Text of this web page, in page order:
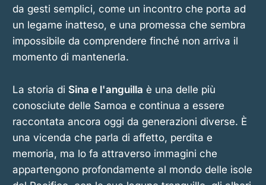
da gesti semplici, come un incontro che porta ad
un legame inatteso, e una promessa che sembra
impossibile da comprendere finché non arriva il
momento di mantenerla.
La storia di Sina e l'anguilla è una delle più
conosciute delle Samoa e continua a essere
raccontata ancora oggi da generazioni diverse. È
una vicenda che parla di affetto, perdita e
memoria, ma lo fa attraverso immagini che
appartengono profondamente al mondo delle isole